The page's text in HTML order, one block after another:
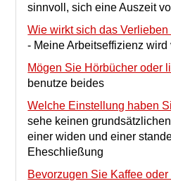
sinnvoll, sich eine Auszeit
Wie wirkt sich das
- Meine Arbeitseffizienz wird
Mögen Sie Hörbücher oder
benutze beides
Welche Einstellung haben
sehe keinen
einer widen und einer
Eheschließung
Bevorzugen Sie Kaffee oder